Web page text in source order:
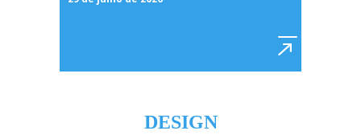
DESIGN